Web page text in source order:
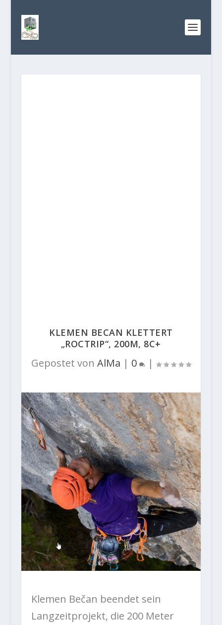
KLEMEN BECAN KLETTERT
„ROCTRIP“, 200M, 8C+
Gepostet von AlMa | 0 |
Klemen Bečan beendet sein
Langzeitprojekt, die 200 Meter